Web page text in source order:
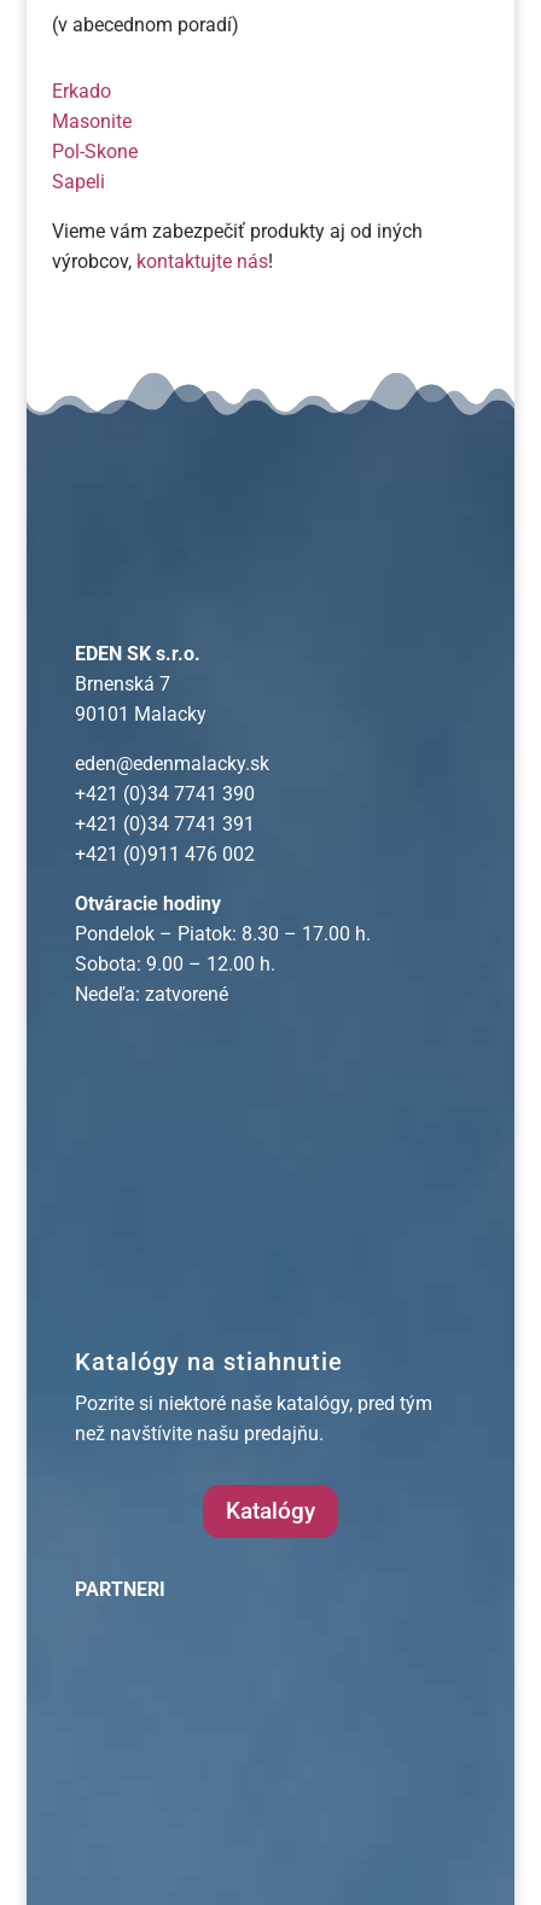
(v abecednom poradí)
Erkado
Masonite
Pol-Skone
Sapeli
Vieme vám zabezpečiť produkty aj od iných
výrobcov, kontaktujte nás!
EDEN SK s.r.o.
Brnenská 7
90101 Malacky
eden@edenmalacky.sk
+421 (0)34 7741 390
+421 (0)34 7741 391
+421 (0)911 476 002
Otváracie hodiny
Pondelok – Piatok: 8.30 – 17.00 h.
Sobota: 9.00 – 12.00 h.
Nedeľa: zatvorené
Katalógy na stiahnutie
Pozrite si niektoré naše katalógy, pred tým
než navštívite našu predajňu.
Katalógy
PARTNERI